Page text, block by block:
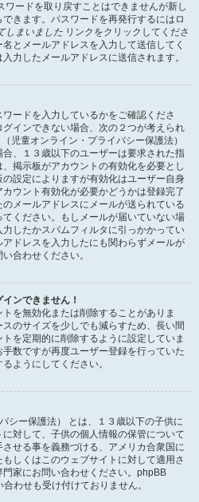
ードを取り戻すことはできませんが新し
きます。パスワードを再発行するにはロ
しまいました リンクをクリックしてくださ
とメールアドレスを入力して送信してく
力したメールアドレスに送信されます。
ードを入力しているかをご確認くださ
インできない場合、次の２つが考えられ
児童オンライン・プライバシー保護法）
、１３歳以下のユーザーは要求された指
掲示板がアカウントの有効化を必要とし
設定によりますが有効化はユーザー自身
ウント有効化が必要かどうかは登録完了
メールアドレスにメールが送られている
ください。もしメールが届いていない場
したかスパムフィルタに引っかかってい
ドレスを入力したにも関わらずメールが
合わせください。
ンできません！
を無効化または削除することがありま
のサイズを少しでも減らすため、長い間
を定期的に削除するように設定していま
数ですが再度ユーザー登録を行っていた
ようにしてください。
シー保護法） とは、１３歳以下の子供に
対して、子供の個人情報の保管について
せる事を義務づける、アメリカ合衆国に
しくはこのウェブサイトに対して適用さ
家にお問い合わせください。phpBB
わせも受け付けておりません。